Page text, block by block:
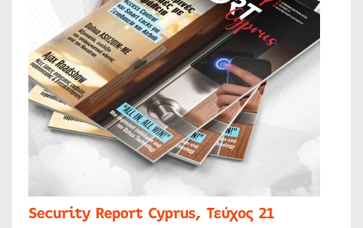
Security Report Cyprus, Τεύχος 21